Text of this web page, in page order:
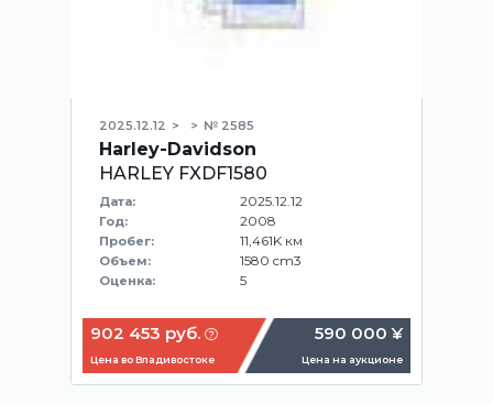
2025.12.12 № 2585
Harley-Davidson
HARLEY FXDF1580
Дата: 2025.12.12
Год: 2008
Пробег: 11,461K км
Объем: 1580 cm3
Оценка: 5
902 453 руб.
Цена во Владивостоке
590 000 ¥
Цена на аукционе